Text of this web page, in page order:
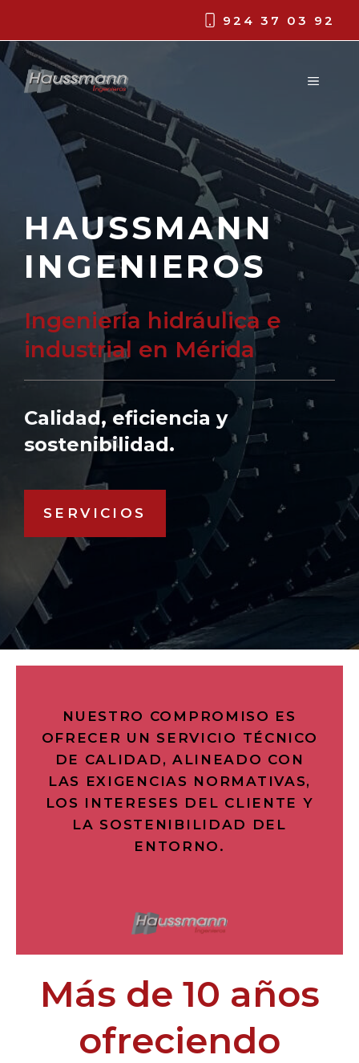
contenido
924 37 03 92
MENÚ
HAUSSMANN
INGENIEROS
Ingeniería hidráulica e
industrial en Mérida
Calidad, eficiencia y
sostenibilidad.
SERVICIOS
Más de 10 años
ofreciendo
NUESTRO COMPROMISO ES
OFRECER UN SERVICIO TÉCNICO
DE CALIDAD, ALINEADO CON
LAS EXIGENCIAS NORMATIVAS,
LOS INTERESES DEL CLIENTE Y
LA SOSTENIBILIDAD DEL
ENTORNO.